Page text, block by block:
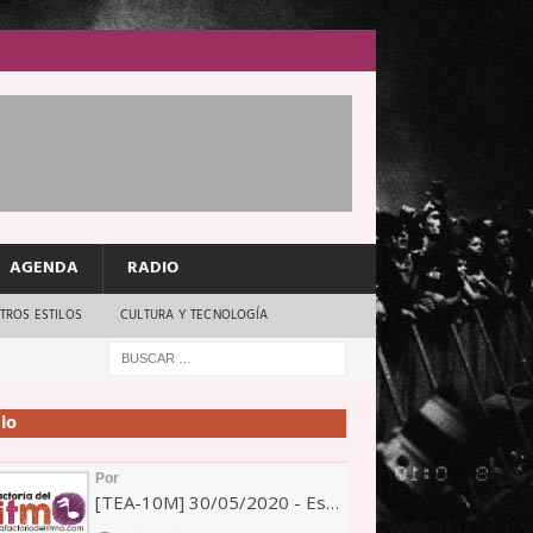
AGENDA RADIO
ESTILOS CULTURA Y TECNOLOGÍA